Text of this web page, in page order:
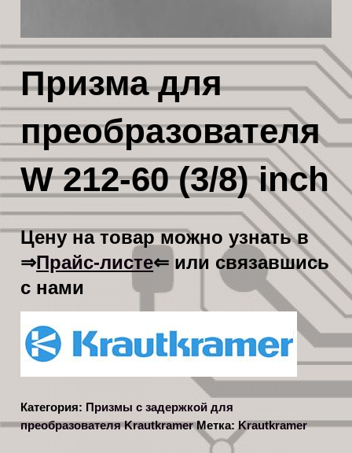
Призма для
преобразователя
W 212-60 (3/8) inch
Цену на товар можно узнать в
⇒Прайс-листе⇐ или связавшись
с нами
Категория: Призмы с задержкой для
преобразователя Krautkramer Метка:Krautkramer